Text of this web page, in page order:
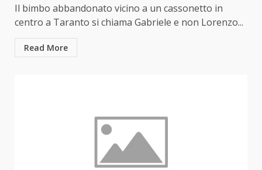
Il bimbo abbandonato vicino a un cassonetto in
centro a Taranto si chiama Gabriele e non Lorenzo...
Read More